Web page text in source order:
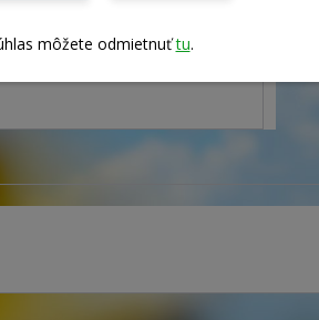
môžete odmietnuťtu.